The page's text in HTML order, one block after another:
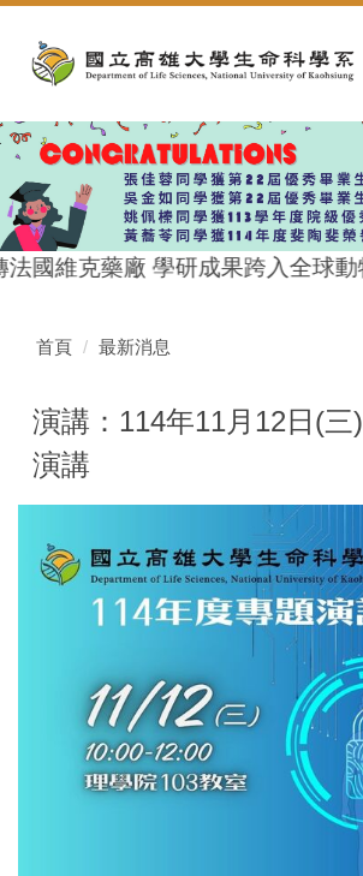
內
容
區
國維克藥廠 學研成果跨入全球動
首頁 最新消息
演講：114年11月12日(三
演講